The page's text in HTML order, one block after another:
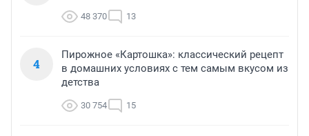
48 370 13
4
Пирожное «Картошка»: классический рецепт
в домашних условиях с тем самым вкусом из
детства
30 754 15